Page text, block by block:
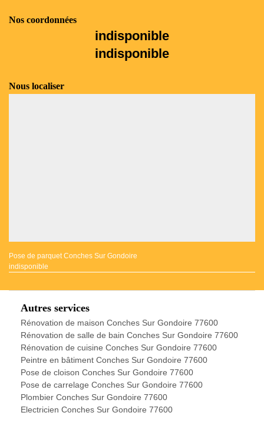
Nos coordonnées
indisponible
indisponible
Nous localiser
Pose de parquet Conches Sur Gondoire
indisponible
Autres services
Rénovation de maison Conches Sur Gondoire 77600
Rénovation de salle de bain Conches Sur Gondoire 77600
Rénovation de cuisine Conches Sur Gondoire 77600
Peintre en bâtiment Conches Sur Gondoire 77600
Pose de cloison Conches Sur Gondoire 77600
Pose de carrelage Conches Sur Gondoire 77600
Plombier Conches Sur Gondoire 77600
Electricien Conches Sur Gondoire 77600